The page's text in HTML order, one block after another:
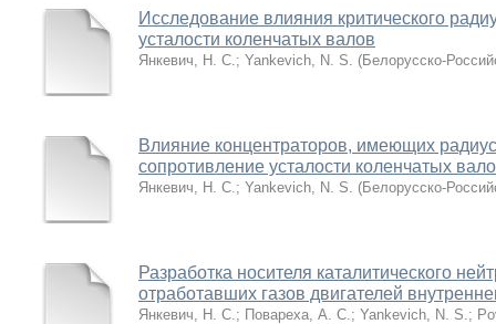
Исследование влияния критического
усталости коленчатых валов
Янкевич, Н. С.; Yankevich, N. S. (Белорусско-
Влияние концентраторов, имеющих
сопротивление усталости коленчатых
Янкевич, Н. С.; Yankevich, N. S. (Белорусско-
Разработка носителя каталитического
отработавших газов двигателей
Янкевич, Н. С.; Повареха, А. С.; Yankevich, N. S.;